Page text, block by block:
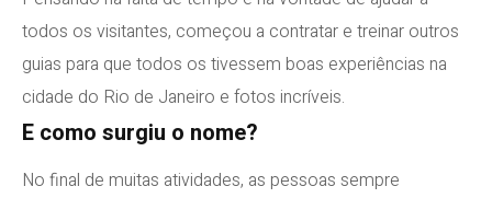
todos os visitantes, começou a contratar e treinar outros
guias para que todos os tivessem boas experiências na
cidade do Rio de Janeiro e fotos incríveis.
E como surgiu o nome?
No final de muitas atividades, as pessoas sempre